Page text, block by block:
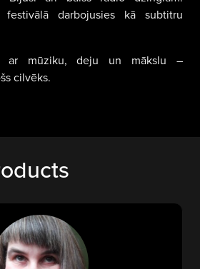
festivālā darbojusies kā subtitru
ar mūziku, deju un mākslu –
cilvēks.